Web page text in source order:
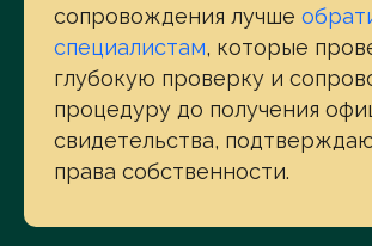
сопровождения лучше
специалистам, которые
глубокую проверку и
процедуру до получения
свидетельства,
права собственности.